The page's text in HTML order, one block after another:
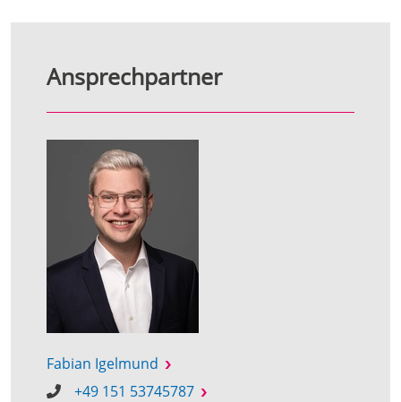
Ansprechpartner
Fabian Igelmund
+49 151 53745787